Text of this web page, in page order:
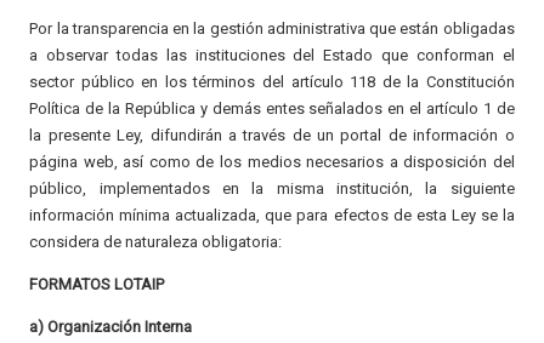
Por la transparencia en la gestión administrativa que están obligadas
a observar todas las instituciones del Estado que conforman el
sector público en los términos del artículo 118 de la Constitución
Política de la República y demás entes señalados en el artículo 1 de
la presente Ley, difundirán a través de un portal de información o
página web, así como de los medios necesarios a disposición del
público, implementados en la misma institución, la siguiente
información mínima actualizada, que para efectos de esta Ley se la
considera de naturaleza obligatoria:
FORMATOS LOTAIP
a) Organización Interna